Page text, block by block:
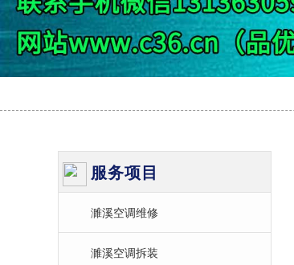
服务项目
濉溪空调维修
濉溪空调拆装